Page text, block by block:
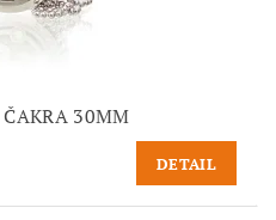
30MM
DETAIL